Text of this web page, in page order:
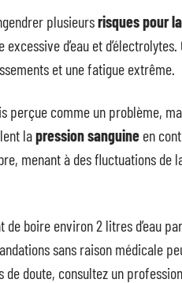
plusieursrisques pour
excessive d’eau et
et une fatigue extrême.
perçue comme un problème,
lapression sanguine en
menant à des fluctuations de
de boire environ 2 litres d’eau
sans raison médicale
de doute, consultez un